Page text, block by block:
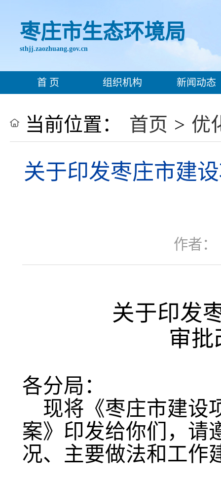
枣庄市生态环境局
sthjj.zaozhuang.gov.cn
首 页 组织机构 新闻动态
当前位置： 首页 > 优
关于印发枣庄市建
作者：
关于印发
审
各分局：
现将《枣庄市建设
案》印发给你们，请
况、主要做法和工作